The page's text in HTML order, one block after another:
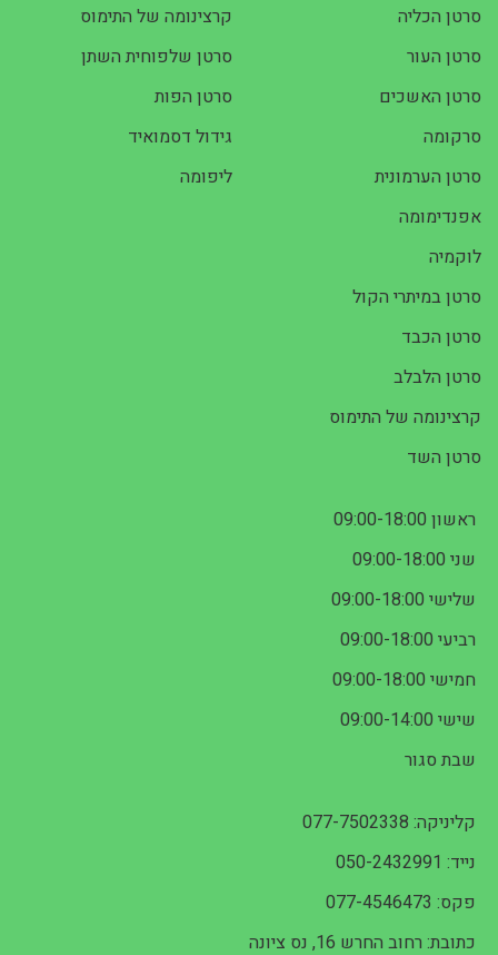
סרטן הכליה
סרטן העור
סרטן האשכים
סרקומה
סרטן הערמונית
קרצינומה של התימוס
סרטן שלפוחית השתן
סרטן הפות
גידול דסמואיד
ליפומה
אפנדימומה
לוקמיה
סרטן במיתרי הקול
סרטן הכבד
סרטן הלבלב
קרצינומה של התימוס
סרטן השד
ראשון 09:00-18:00
שני 09:00-18:00
שלישי 09:00-18:00
רביעי 09:00-18:00
חמישי 09:00-18:00
שישי 09:00-14:00
שבת סגור
קליניקה: 077-7502338
נייד: 050-2432991
פקס: 077-4546473
כתובת: רחוב החרש 16, נס ציונה